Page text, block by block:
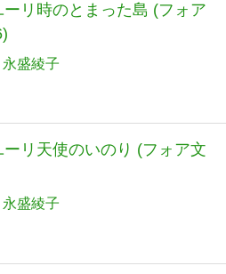
ーリ時のとまった島 (フォア
永盛綾子
ーリ天使のいのり (フォア文
永盛綾子